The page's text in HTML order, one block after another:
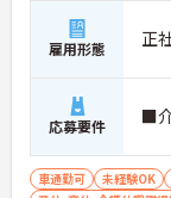
雇用形態 正
応募要件 ■
車通勤可 未経験OK